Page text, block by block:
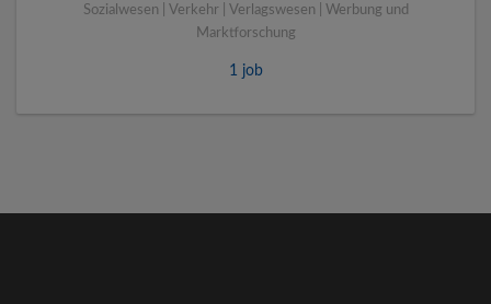
Sozialwesen | Verkehr | Verlagswesen | Werbung und
Marktforschung
1 job